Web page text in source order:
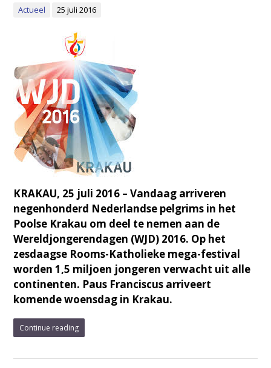
Actueel 25 juli 2016
KRAKAU, 25 juli 2016 – Vandaag arriveren
negenhonderd Nederlandse pelgrims in het
Poolse Krakau om deel te nemen aan de
Wereldjongerendagen (WJD) 2016. Op het
zesdaagse Rooms-Katholieke mega-festival
worden 1,5 miljoen jongeren verwacht uit alle
continenten. Paus Franciscus arriveert
komende woensdag in Krakau.
Continue reading